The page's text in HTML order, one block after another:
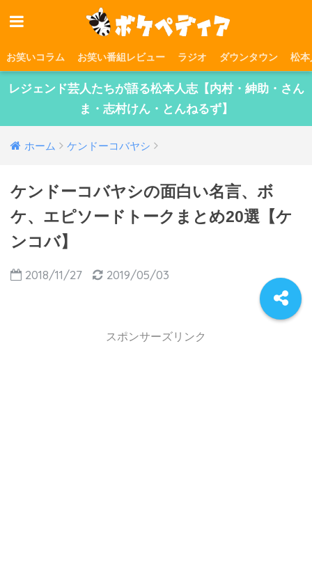
お笑いコラム お笑い番組レビュー ラジオ ダウンタウン 松本
レジェンド芸人たちが語る松本人志【内村・紳助・さん
ま・志村けん・とんねるず】
ホーム ケンドーコバヤシ
ケンドーコバヤシの面白い名言、ボ
ケ、エピソードトークまとめ20選【ケ
ンコバ】
2018/11/27 2019/05/03
スポンサーズリンク